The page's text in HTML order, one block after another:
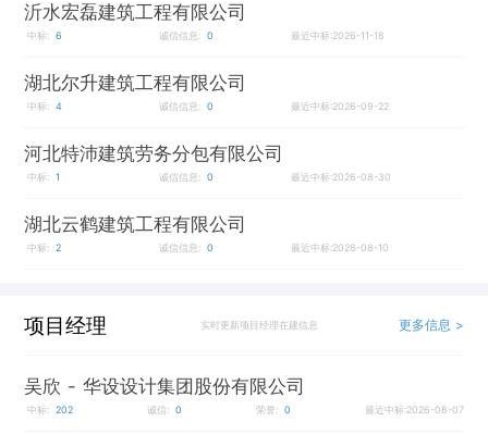
沂水宏磊建筑工程有限公司
中标: 6 诚信信息: 0 最近中标:2026-11-18
湖北尔升建筑工程有限公司
中标: 4 诚信信息: 0 最近中标:2026-09-22
河北特沛建筑劳务分包有限公司
中标: 1 诚信信息: 0 最近中标:2026-08-30
湖北云鹤建筑工程有限公司
中标: 2 诚信信息: 0 最近中标:2026-08-10
项目经理 实时更新项目经理在建信息 更多信息 >
吴欣 - 华设设计集团股份有限公司
中标: 202 诚信: 0 荣誉: 0 最近中标:2026-08-07